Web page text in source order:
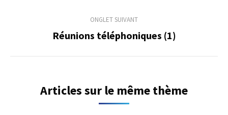
commentaireONGLET SUIVANT
Onglet
Réunions téléphoniques (1)
Articles sur le même thème